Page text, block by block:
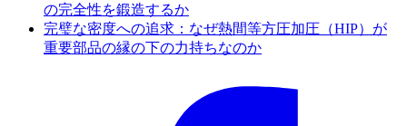
の完全性を鍛造するか
完璧な密度への追求：なぜ熱間等方圧加圧（HIP）が
重要部品の縁の下の力持ちなのか